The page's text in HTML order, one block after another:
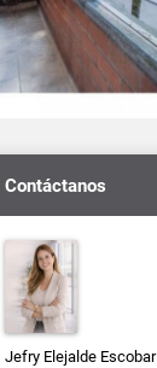
Contáctanos
Jefry Elejalde Escobar